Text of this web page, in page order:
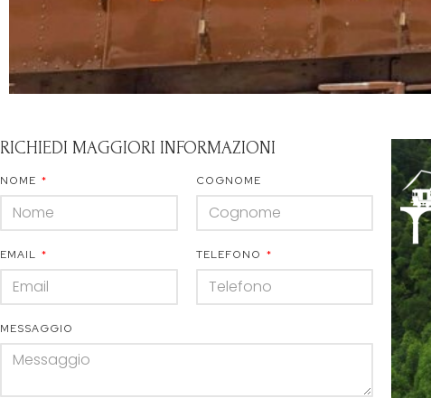
RICHIEDI MAGGIORI INFORMAZIONI
NOME COGNOME
EMAIL TELEFONO
MESSAGGIO